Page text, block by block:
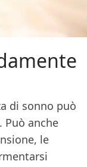
di sonno può
Può anche
le